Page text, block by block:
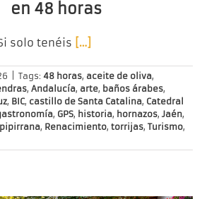
en 48 horas
solo tenéis […]
Tags: 48 horas, aceite de oliva,
, Andalucía, arte, baños árabes,
, BIC, castillo de Santa Catalina, Catedral
, GPS, historia, hornazos, Jaén,
pipirrana, Renacimiento, torrijas, Turismo,